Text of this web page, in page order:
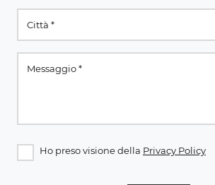
Ho preso visione della Privacy Policy